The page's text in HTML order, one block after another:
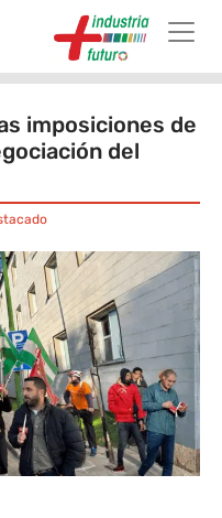
imposiciones de
del